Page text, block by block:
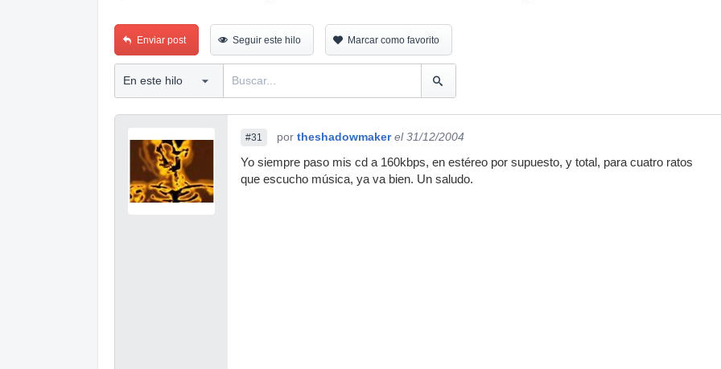
Enviar post Seguir este hilo Marcar como favorito
#31 por theshadowmaker el 31/12/2004
Yo siempre paso mis cd a 160kbps, en estéreo por supuesto, y total, para cuatro ratos
que escucho música, ya va bien. Un saludo.